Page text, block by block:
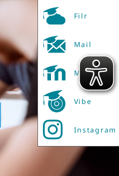
Filr
Mail
Moodle
Vibe
Instagram